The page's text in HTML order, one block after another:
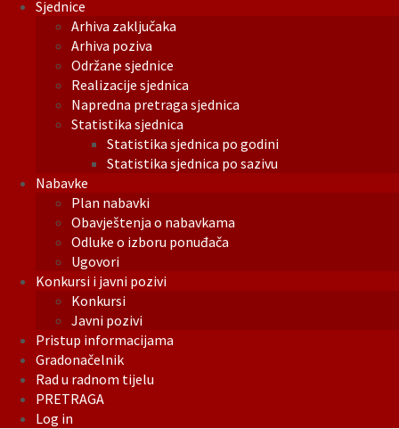
Sjednice
Arhiva zaključaka
Arhiva poziva
Održane sjednice
Realizacije sjednica
Napredna pretraga sjednica
Statistika sjednica
Statistika sjednica po godini
Statistika sjednica po sazivu
Nabavke
Plan nabavki
Obavještenja o nabavkama
Odluke o izboru ponuđača
Ugovori
Konkursi i javni pozivi
Konkursi
Javni pozivi
Pristup informacijama
Gradonačelnik
Rad u radnom tijelu
PRETRAGA
Log in